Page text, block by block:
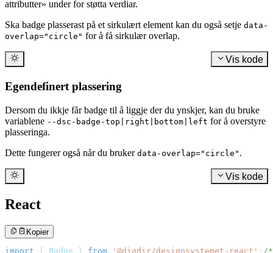
attributter» under for støtta verdiar.
Ska badge plasserast på et sirkulært element kan du også setje data-
overlap="circle" for å få sirkulær overlap.
Vis kode
Egendefinert plassering
Dersom du ikkje får badge til å liggje der du ynskjer, kan du bruke
variablene --dsc-badge-top|right|bottom|left for å overstyre
plasseringa.
Dette fungerer også når du bruker data-overlap="circle" .
Vis kode
React
Kopier
import { Badge } from '@digdir/designsystemet-react' ; /